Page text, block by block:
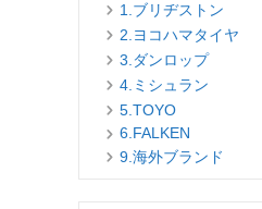
1.ブリヂストン
2.ヨコハマタイヤ
3.ダンロップ
4.ミシュラン
5.TOYO
6.FALKEN
9.海外ブランド